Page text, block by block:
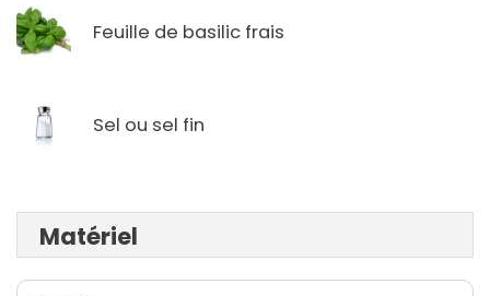
Feuille de basilic frais
Sel ou sel fin
Matériel